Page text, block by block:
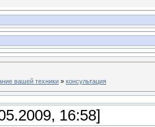
вашей техники » консультация
16:58]